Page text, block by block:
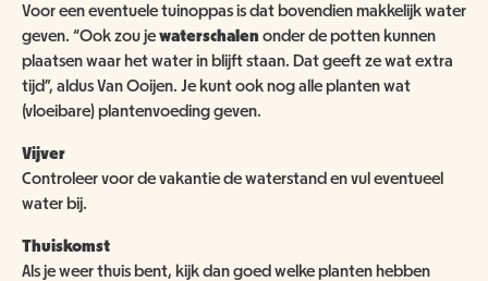
Voor een eventuele tuinoppas is dat bovendien makkelijk water
geven. “Ook zou jewaterschalen onder de potten kunnen
plaatsen waar het water in blijft staan. Dat geeft ze wat extra
tijd”, aldus Van Ooijen. Je kunt ook nog alle planten wat
(vloeibare) plantenvoeding geven.
Vijver
Controleer voor de vakantie de waterstand en vul eventueel
water bij.
Thuiskomst
Als je weer thuis bent, kijk dan goed welke planten hebben